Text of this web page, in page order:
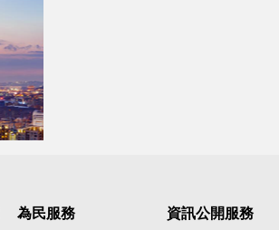
為民服務 資訊公開服務